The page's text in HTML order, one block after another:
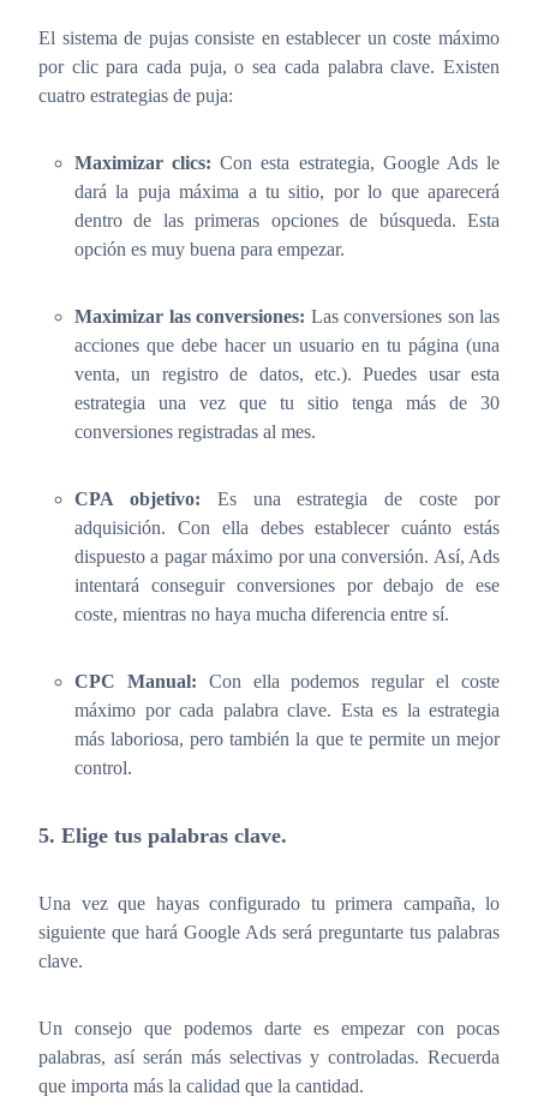
El sistema de pujas consiste en establecer un coste máximo
por clic para cada puja, o sea cada palabra clave. Existen
cuatro estrategias de puja:
Maximizar clics: Con esta estrategia, Google Ads le
dará la puja máxima a tu sitio, por lo que aparecerá
dentro de las primeras opciones de búsqueda. Esta
opción es muy buena para empezar.
Maximizar las conversiones: Las conversiones son las
acciones que debe hacer un usuario en tu página (una
venta, un registro de datos, etc.). Puedes usar esta
estrategia una vez que tu sitio tenga más de 30
conversiones registradas al mes.
CPA objetivo: Es una estrategia de coste por
adquisición. Con ella debes establecer cuánto estás
dispuesto a pagar máximo por una conversión. Así, Ads
intentará conseguir conversiones por debajo de ese
coste, mientras no haya mucha diferencia entre sí.
CPC Manual: Con ella podemos regular el coste
máximo por cada palabra clave. Esta es la estrategia
más laboriosa, pero también la que te permite un mejor
control.
5. Elige tus palabras clave.
Una vez que hayas configurado tu primera campaña, lo
siguiente que hará Google Ads será preguntarte tus palabras
clave.
Un consejo que podemos darte es empezar con pocas
palabras, así serán más selectivas y controladas. Recuerda
que importa más la calidad que la cantidad.